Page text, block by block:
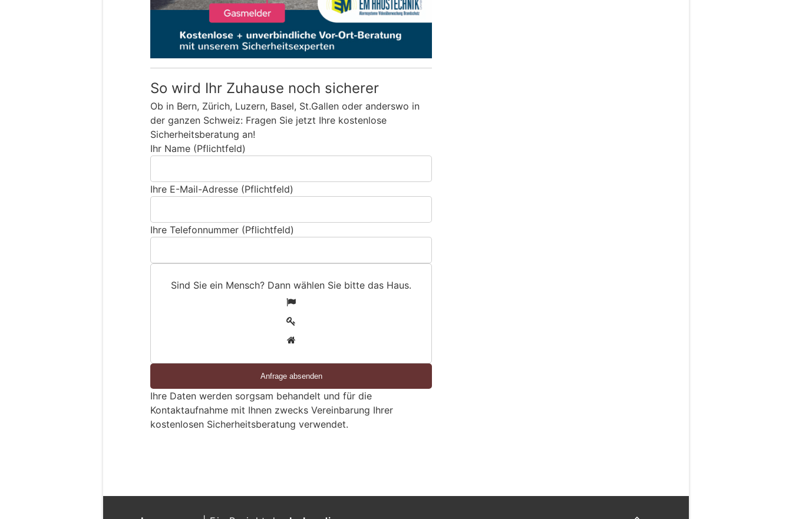
So wird Ihr Zuhause noch sicherer
Ob in Bern, Zürich, Luzern, Basel, St.Gallen oder anderswo in
der ganzen Schweiz: Fragen Sie jetzt Ihre kostenlose
Sicherheitsberatung an!
Ihr Name (Pflichtfeld)
Ihre E-Mail-Adresse (Pflichtfeld)
Ihre Telefonnummer (Pflichtfeld)
Sind Sie ein Mensch? Dann wählen Sie bitte das Haus.
e
i
n
c
Ihre Daten werden sorgsam behandelt und für die
Kontaktaufnahme mit Ihnen zwecks Vereinbarung Ihrer
kostenlosen Sicherheitsberatung verwendet.